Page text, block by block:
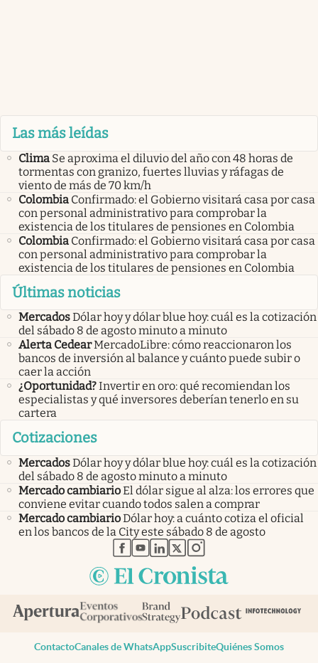
Las más leídas
Clima Se aproxima el diluvio del año con 48 horas de
tormentas con granizo, fuertes lluvias y ráfagas de
viento de más de 70 km/h
Colombia Confirmado: el Gobierno visitará casa por casa
con personal administrativo para comprobar la
existencia de los titulares de pensiones en Colombia
Colombia Confirmado: el Gobierno visitará casa por casa
con personal administrativo para comprobar la
existencia de los titulares de pensiones en Colombia
Últimas noticias
MercadosDólar hoy y dólar blue hoy: cuál es la cotización
del sábado 8 de agosto minuto a minuto
Alerta CedearMercadoLibre: cómo reaccionaron los
bancos de inversión al balance y cuánto puede subir o
caer la acción
¿Oportunidad?Invertir en oro: qué recomiendan los
especialistas y qué inversores deberían tenerlo en su
cartera
Cotizaciones
MercadosDólar hoy y dólar blue hoy: cuál es la cotización
del sábado 8 de agosto minuto a minuto
Mercado cambiarioEl dólar sigue al alza: los errores que
conviene evitar cuando todos salen a comprar
Mercado cambiarioDólar hoy: a cuánto cotiza el oficial
en los bancos de la City este sábado 8 de agosto
abre en nueva pestaña
abre en nueva pestaña
abre en nueva pestaña
abre en nueva pestaña
abre en nueva pestaña
ContactoCanales de WhatsAppSuscribiteQuiénes Somos